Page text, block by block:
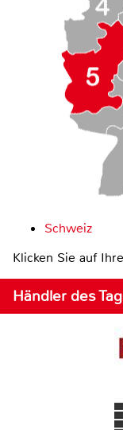
Schweiz
Klicken Sie auf
Händler des